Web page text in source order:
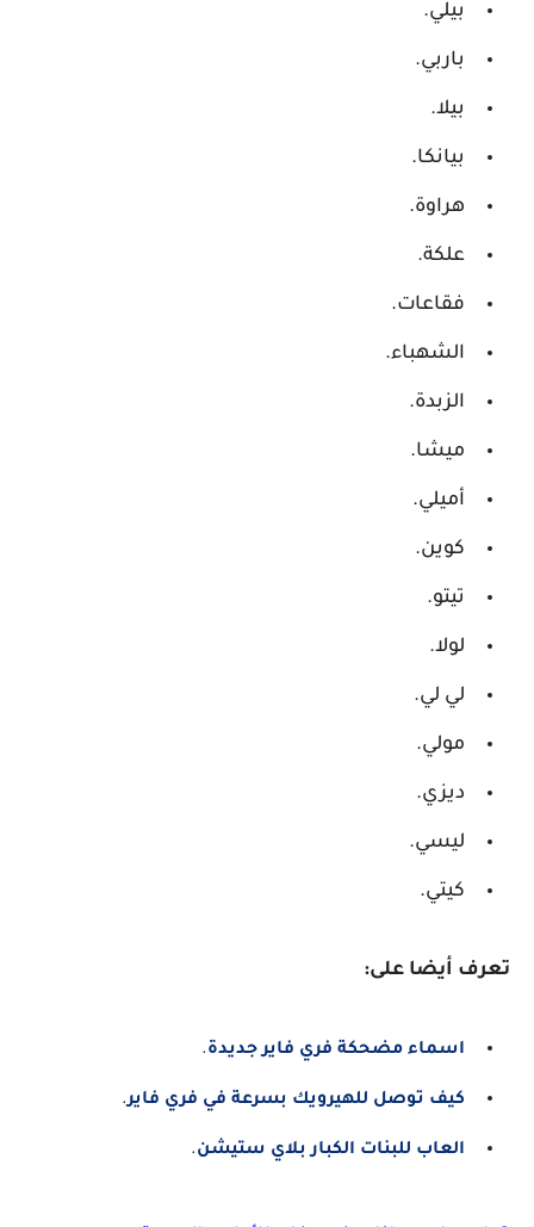
بيلي.
باربي.
بيلا.
بيانكا.
هراوة.
علكة.
فقاعات.
الشهباء.
الزبدة.
ميشا.
أميلي.
كوين.
تيتو.
لولا.
لي لي.
مولي.
ديزي.
ليسي.
كيتي.
تعرف أيضا على:
اسماء مضحكة فري فاير جديدة.
كيف توصل للهيرويك بسرعة في فري فاير.
العاب للبنات الكبار بلاي ستيشن.